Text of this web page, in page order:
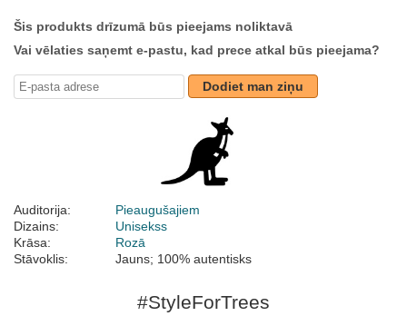
Šis produkts drīzumā būs pieejams noliktavā
Vai vēlaties saņemt e-pastu, kad prece atkal būs pieejama?
Dodiet man ziņu
Auditorija:
Pieaugušajiem
Dizains:
Unisekss
Krāsa:
Rozā
Stāvoklis:
Jauns; 100% autentisks
#StyleForTrees